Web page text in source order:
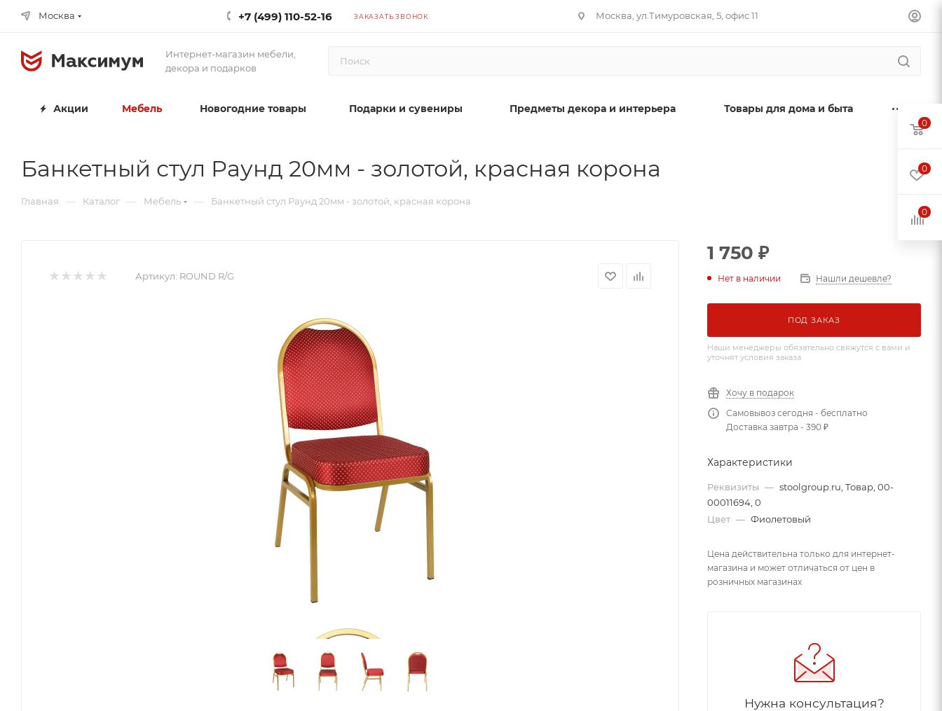
Москва +7 (499) 110-52-16 ЗАКАЗАТЬ ЗВОНОК Москва, ул.Тимуровская, 5, офис 11
Интернет-магазин мебели,
декора и подарков
Акции Мебель Новогодние товары Подарки и сувениры Предметы декора и интерьера Товары для дома и быта
Банкетный стул Раунд 20мм - золотой, красная корона
Главная — Каталог — Мебель — Банкетный стул Раунд 20мм - золотой, красная корона
Артикул: ROUND R/G
1 750 ₽
Нет в наличии Нашли дешевле?
ПОД ЗАКАЗ
Наши менеджеры обязательно свяжутся с вами и
уточнят условия заказа
Хочу в подарок
Самовывоз сегодня - бесплатно
Доставка завтра - 390 ₽
Характеристики
Реквизиты — stoolgroup.ru, Товар, 00-
00011694, 0
Цвет — Фиолетовый
Цена действительна только для интернет-
магазина и может отличаться от цен в
розничных магазинах
Нужна консультация?
0
0
0